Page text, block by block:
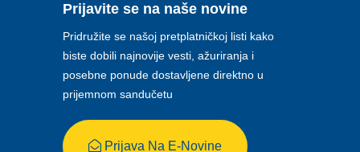
Prijavite se na naše novine
Pridružite se našoj pretplatničkoj listi kako
biste dobili najnovije vesti, ažuriranja i
posebne ponude dostavljene direktno u
prijemnom sandučetu
Prijava Na E-Novine